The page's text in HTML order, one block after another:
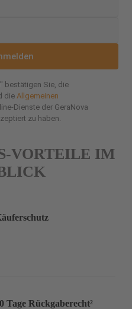
bestätigen Sie, die
die Allgemeinen
Dienste der GeraNova
zu haben.
VORTEILE IM
Tage Rückgaberecht²